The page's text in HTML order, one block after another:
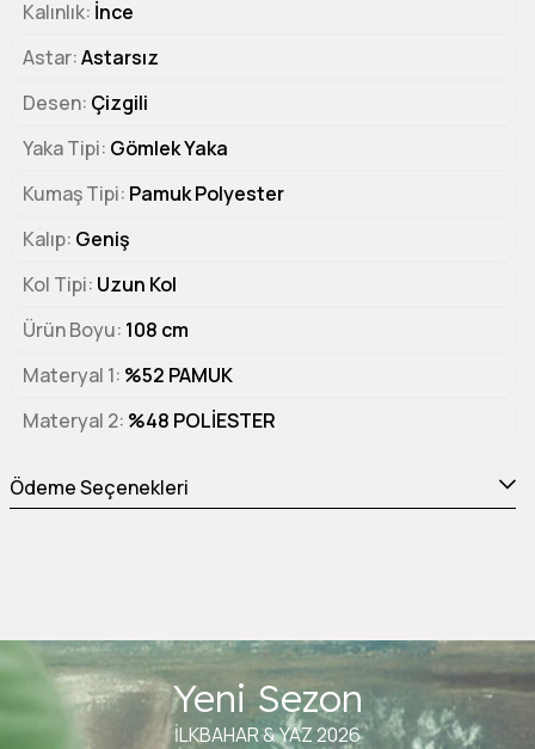
Kalınlık İnce
Astar Astarsız
Desen Çizgili
Yaka Tipi Gömlek Yaka
Kumaş Tipi Pamuk Polyester
Kalıp Geniş
Kol Tipi Uzun Kol
Ürün Boyu 108 cm
Materyal 1 %52 PAMUK
Materyal 2 %48 POLİESTER
Ödeme Seçenekleri
Yeni Sezon
İLKBAHAR & YAZ 2026